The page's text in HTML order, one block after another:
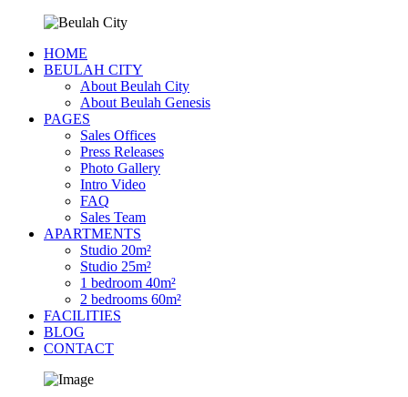
HOME
BEULAH CITY
About Beulah City
About Beulah Genesis
PAGES
Sales Offices
Press Releases
Photo Gallery
Intro Video
FAQ
Sales Team
APARTMENTS
Studio 20m²
Studio 25m²
1 bedroom 40m²
2 bedrooms 60m²
FACILITIES
BLOG
CONTACT